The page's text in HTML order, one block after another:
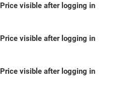
Price visible after logging in
Price visible after logging in
Price visible after logging in